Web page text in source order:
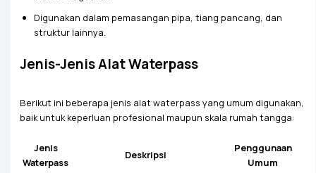
Digunakan dalam pemasangan pipa, tiang pancang, dan
struktur lainnya.
Jenis-Jenis Alat Waterpass
Berikut ini beberapa jenis alat waterpass yang umum digunakan,
baik untuk keperluan profesional maupun skala rumah tangga:
Jenis
Waterpass
Deskripsi
Penggunaan
Umum